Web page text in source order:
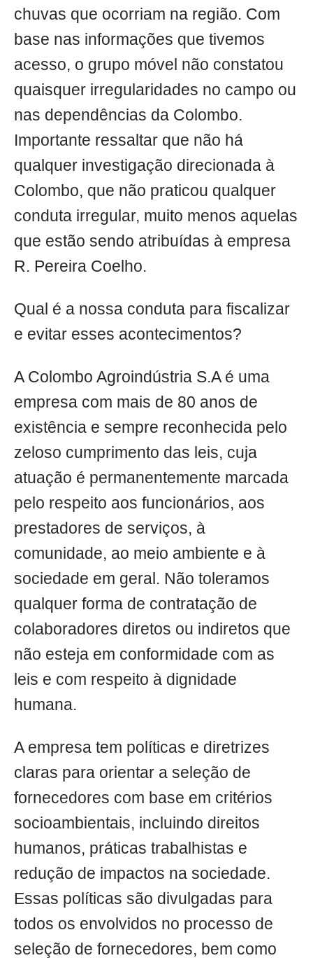
chuvas que ocorriam na região. Com
base nas informações que tivemos
acesso, o grupo móvel não constatou
quaisquer irregularidades no campo ou
nas dependências da Colombo.
Importante ressaltar que não há
qualquer investigação direcionada à
Colombo, que não praticou qualquer
conduta irregular, muito menos aquelas
que estão sendo atribuídas à empresa
R. Pereira Coelho.
Qual é a nossa conduta para fiscalizar
e evitar esses acontecimentos?
A Colombo Agroindústria S.A é uma
empresa com mais de 80 anos de
existência e sempre reconhecida pelo
zeloso cumprimento das leis, cuja
atuação é permanentemente marcada
pelo respeito aos funcionários, aos
prestadores de serviços, à
comunidade, ao meio ambiente e à
sociedade em geral. Não toleramos
qualquer forma de contratação de
colaboradores diretos ou indiretos que
não esteja em conformidade com as
leis e com respeito à dignidade
humana.
A empresa tem políticas e diretrizes
claras para orientar a seleção de
fornecedores com base em critérios
socioambientais, incluindo direitos
humanos, práticas trabalhistas e
redução de impactos na sociedade.
Essas políticas são divulgadas para
todos os envolvidos no processo de
seleção de fornecedores, bem como